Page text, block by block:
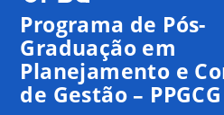
Programa de Pós-
Graduação em
Planejamento e
de Gestão – PPGCG